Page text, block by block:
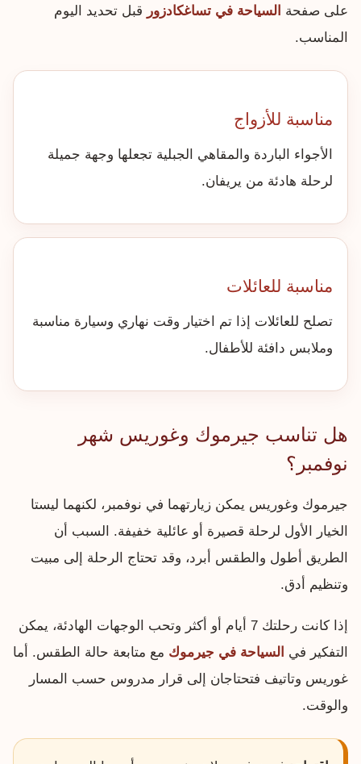
على صفحة السياحة في تساغكادزور قبل تحديد اليوم
المناسب.
مناسبة للأزواج
الأجواء الباردة والمقاهي الجبلية تجعلها وجهة جميلة
لرحلة هادئة من يريفان.
مناسبة للعائلات
تصلح للعائلات إذا تم اختيار وقت نهاري وسيارة مناسبة
وملابس دافئة للأطفال.
هل تناسب جيرموك وغوريس شهر
نوفمبر؟
جيرموك وغوريس يمكن زيارتهما في نوفمبر، لكنهما ليستا
الخيار الأول لرحلة قصيرة أو عائلية خفيفة. السبب أن
الطريق أطول والطقس أبرد، وقد تحتاج الرحلة إلى مبيت
وتنظيم أدق.
إذا كانت رحلتك 7 أيام أو أكثر وتحب الوجهات الهادئة، يمكن
التفكير في السياحة في جيرموك مع متابعة حالة الطقس. أما
غوريس وتاتيف فتحتاجان إلى قرار مدروس حسب المسار
والوقت.